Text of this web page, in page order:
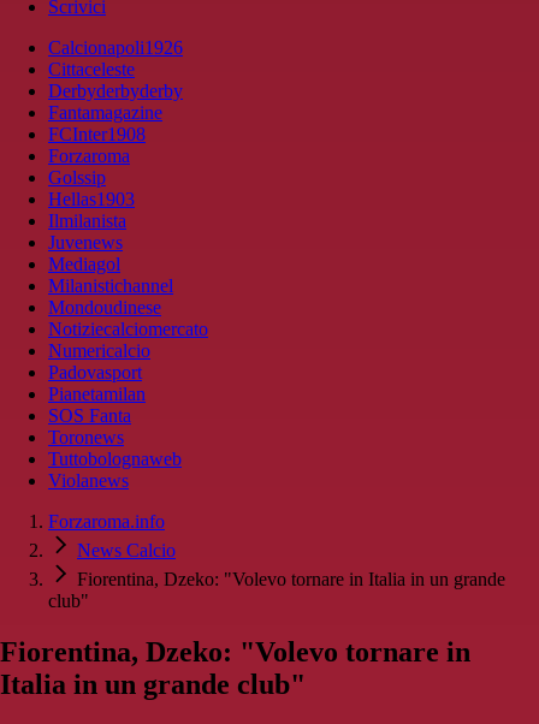
Scrivici
Calcionapoli1926
Cittaceleste
Derbyderbyderby
Fantamagazine
FCInter1908
Forzaroma
Golssip
Hellas1903
Ilmilanista
Juvenews
Mediagol
Milanistichannel
Mondoudinese
Notiziecalciomercato
Numericalcio
Padovasport
Pianetamilan
SOS Fanta
Toronews
Tuttobolognaweb
Violanews
Forzaroma.info
News Calcio
Fiorentina, Dzeko: "Volevo tornare in Italia in un grande
club"
Fiorentina, Dzeko: "Volevo tornare in
Italia in un grande club"